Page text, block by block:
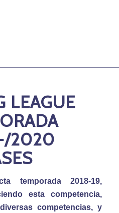
LEAGUE
2020
temporada 2018-19,
esta competencia,
competencias, y